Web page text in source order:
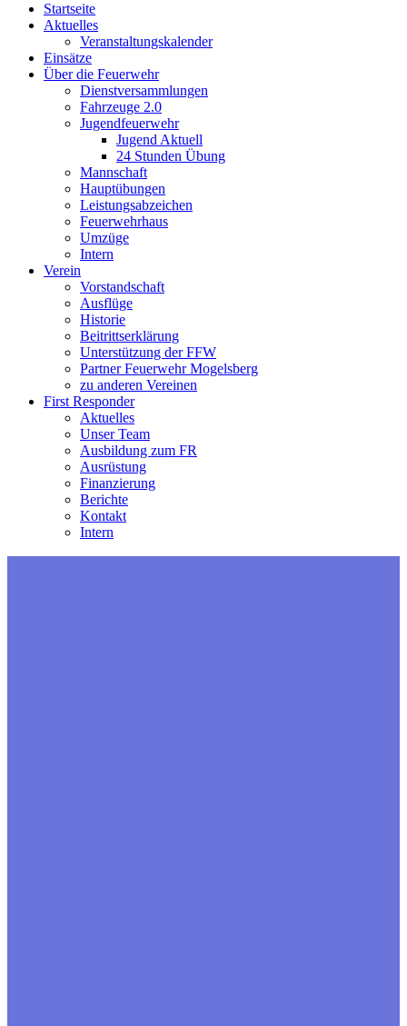
Startseite
Aktuelles
Veranstaltungskalender
Einsätze
Über die Feuerwehr
Dienstversammlungen
Fahrzeuge 2.0
Jugendfeuerwehr
Jugend Aktuell
24 Stunden Übung
Mannschaft
Hauptübungen
Leistungsabzeichen
Feuerwehrhaus
Umzüge
Intern
Verein
Vorstandschaft
Ausflüge
Historie
Beitrittserklärung
Unterstützung der FFW
Partner Feuerwehr Mogelsberg
zu anderen Vereinen
First Responder
Aktuelles
Unser Team
Ausbildung zum FR
Ausrüstung
Finanzierung
Berichte
Kontakt
Intern